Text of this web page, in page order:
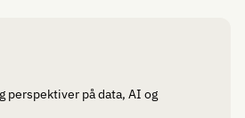
perspektiver på data, AI og